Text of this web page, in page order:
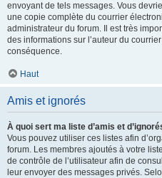
envoyant de tels messages. Vous
une copie complète du courrier
administrateur du forum. Il est très
des informations sur l’auteur du
conséquence.
Haut
Amis et ignorés
À quoi sert ma liste d’amis et
Vous pouvez utiliser ces listes afin
forum. Les membres ajoutés à votre
de contrôle de l’utilisateur afin de
leur envoyer des messages privés.